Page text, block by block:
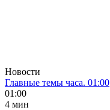
Новости
Главные темы часа. 01:00
01:00
4 мин